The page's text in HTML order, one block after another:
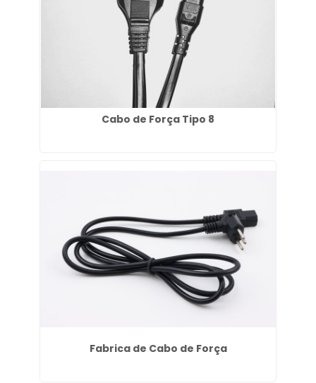
Cabo de Força Tipo 8
Fabrica de Cabo de Força